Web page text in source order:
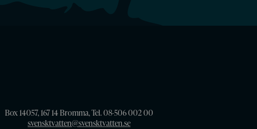
Box 14057, 167 14 Bromma, Tel. 08-506 002 00
svensktvatten@svensktvatten.se